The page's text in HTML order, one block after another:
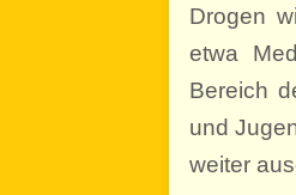
Drogen
etwa
Bereich
und
weiter